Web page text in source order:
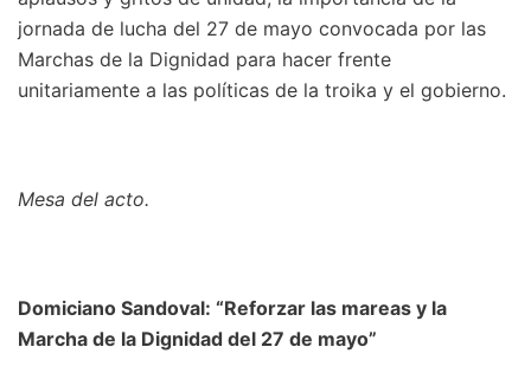
jornada de lucha del 27 de mayo convocada por las
Marchas de la Dignidad para hacer frente
unitariamente a las políticas de la troika y el gobierno.
Mesa del acto.
Domiciano Sandoval: “Reforzar las mareas y la
Marcha de la Dignidad del 27 de mayo”